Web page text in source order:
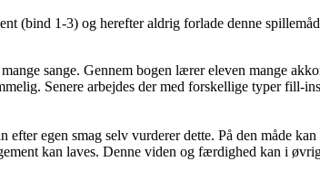
(bind 1-3) og herefter aldrig forlade denne
sange. Gennem bogen lærer eleven mange
Senere arbejdes der med forskellige typer fill-
egen smag selv vurderer dette. På den måde
kan laves. Denne viden og færdighed kan i